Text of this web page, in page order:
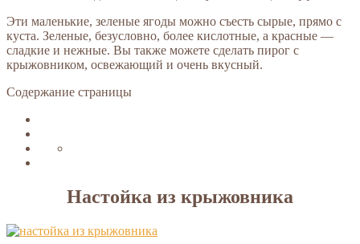
Эти маленькие, зеленые ягоды можно съесть сырые, прямо с
куста. Зеленые, безусловно, более кислотные, а красные —
сладкие и нежные. Вы также можете сделать пирог с
крыжовником, освежающий и очень вкусный.
Содержание страницы
Настойка из крыжовника